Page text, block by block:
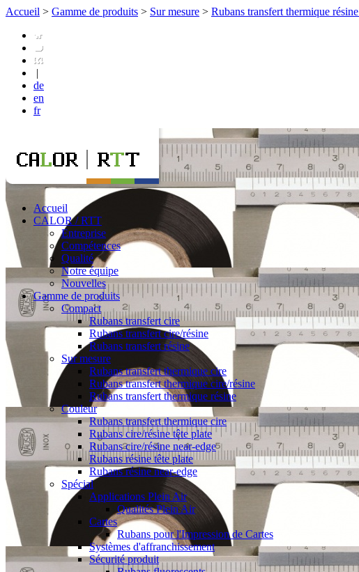
Accueil > Gamme de produits > Sur mesure > Rubans transfert thermique résine
|
de
en
fr
Accueil
CALOR / RTT
Entreprise
Compétences
Qualité
Notre équipe
Nouvelles
Gamme de produits
Compact
Rubans transfert cire
Rubans transfert cire/résine
Rubans transfert résine
Sur mesure
Rubans transfert thermique cire
Rubans transfert thermique cire/résine
Rubans transfert thermique résine
Couleur
Rubans transfert thermique cire
Rubans cire/résine tête plate
Rubans cire/résine near-edge
Rubans résine tête plate
Rubans résine near-edge
Spécial
Applications Plein Air
Qualités Plein Air
Cartes
Rubans pour l'Impression de Cartes
Systèmes d'affranchissement
Sécurité produit